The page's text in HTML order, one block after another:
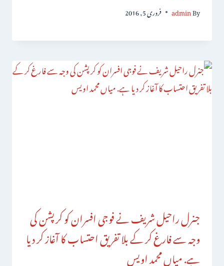
By
admin فروری 5, 2016
جنرل راحیل شریف نے فوجی افسران کو کرپشن کی
وجہ سے فارغ کر کے بلا تفریق احتساب کا آغاز کر دیا
ہے. میاں محمد اویس